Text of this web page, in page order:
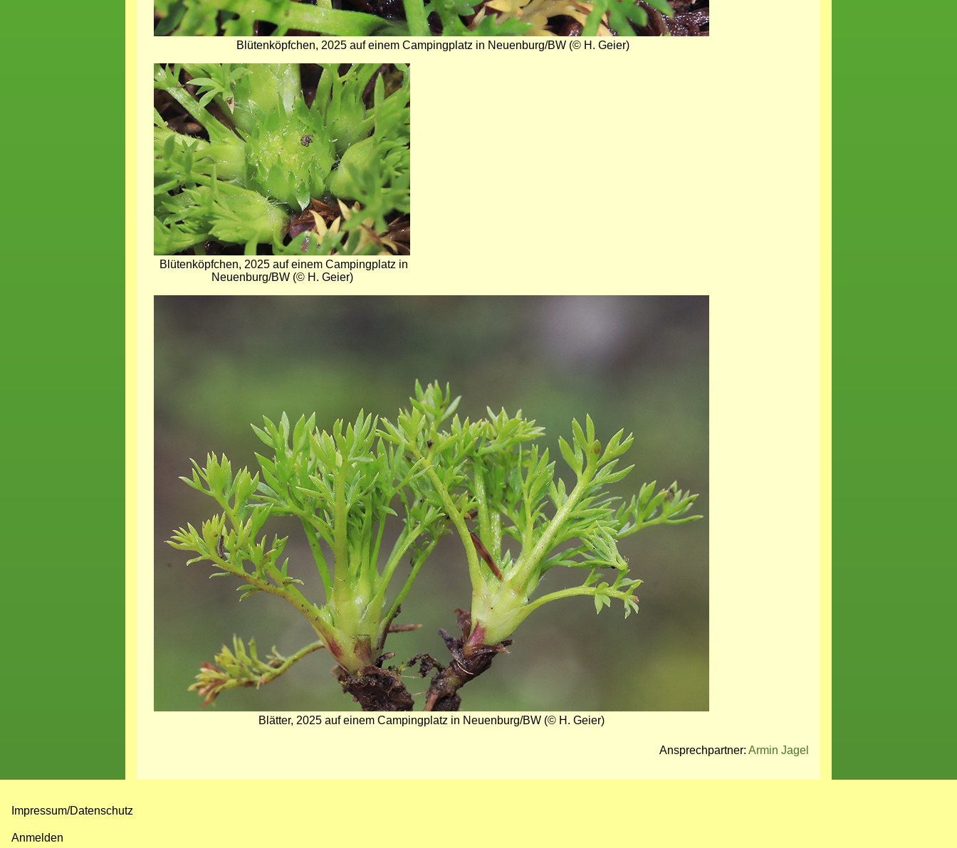
Blütenköpfchen, 2025 auf einem Campingplatz in Neuenburg/BW (© H. Geier)
Bild
Blütenköpfchen, 2025 auf einem Campingplatz in
Neuenburg/BW (© H. Geier)
Blätter, 2025 auf einem Campingplatz in Neuenburg/BW (© H. Geier)
Ansprechpartner: Armin Jagel
Impressum/Datenschutz
Anmelden